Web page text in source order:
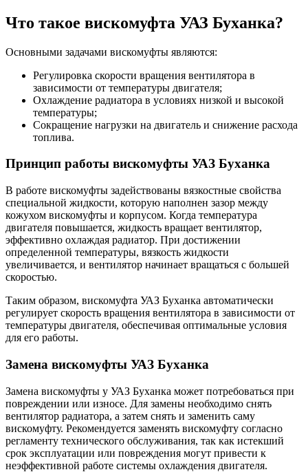
Что такое вискомуфта УАЗ Буханка?
Основными задачами вискомуфты являются:
Регулировка скорости вращения вентилятора в
зависимости от температуры двигателя;
Охлаждение радиатора в условиях низкой и высокой
температуры;
Сокращение нагрузки на двигатель и снижение расхода
топлива.
Принцип работы вискомуфты УАЗ Буханка
В работе вискомуфты задействованы вязкостные свойства
специальной жидкости, которую наполнен зазор между
кожухом вискомуфты и корпусом. Когда температура
двигателя повышается, жидкость вращает вентилятор,
эффективно охлаждая радиатор. При достижении
определенной температуры, вязкость жидкости
увеличивается, и вентилятор начинает вращаться с большей
скоростью.
Таким образом, вискомуфта УАЗ Буханка автоматически
регулирует скорость вращения вентилятора в зависимости от
температуры двигателя, обеспечивая оптимальные условия
для его работы.
Замена вискомуфты УАЗ Буханка
Замена вискомуфты у УАЗ Буханка может потребоваться при
повреждении или износе. Для замены необходимо снять
вентилятор радиатора, а затем снять и заменить саму
вискомуфту. Рекомендуется заменять вискомуфту согласно
регламенту технического обслуживания, так как истекший
срок эксплуатации или повреждения могут привести к
неэффективной работе системы охлаждения двигателя.